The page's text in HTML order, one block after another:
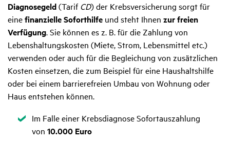
Diagnosegeld(TarifCD) der Krebsversicherung sorgt für
einefinanzielle Soforthilfe und steht Ihnen zur freien
Verfügung. Sie können es z. B. für die Zahlung von
Lebenshaltungskosten (Miete, Strom, Lebensmittel etc.)
verwenden oder auch für die Begleichung von zusätzlichen
Kosten einsetzen, die zum Beispiel für eine Haushaltshilfe
oder bei einem barrierefreien Umbau von Wohnung oder
Haus entstehen können.
Zutreffend
Im Falle einer Krebsdiagnose Sofortauszahlung
von 10.000 Euro